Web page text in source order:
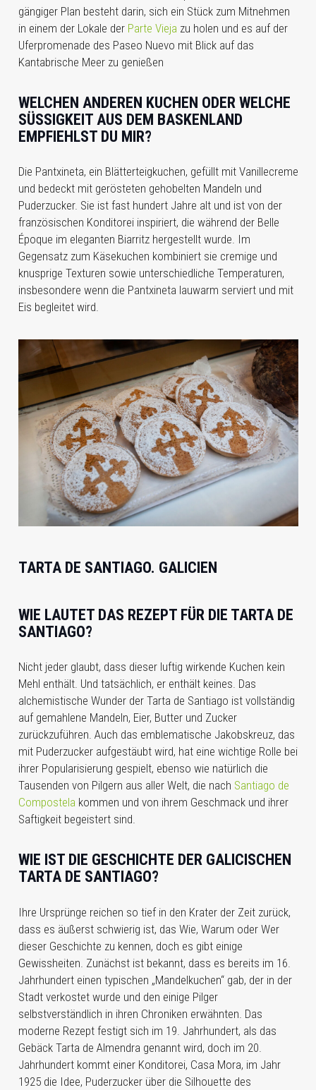
gängiger Plan besteht darin, sich ein Stück zum Mitnehmen
in einem der Lokale der Parte Vieja zu holen und es auf der
Uferpromenade des Paseo Nuevo mit Blick auf das
Kantabrische Meer zu genießen
WELCHEN ANDEREN KUCHEN ODER WELCHE
SÜSSIGKEIT AUS DEM BASKENLAND E
MPFIEHLST DU MIR?
Die Pantxineta, ein Blätterteigkuchen, gefüllt mit Vanillecreme
und bedeckt mit gerösteten gehobelten Mandeln und
Puderzucker. Sie ist fast hundert Jahre alt und ist von der
französischen Konditorei inspiriert, die während der Belle
Époque im eleganten Biarritz hergestellt wurde. Im
Gegensatz zum Käsekuchen kombiniert sie cremige und
knusprige Texturen sowie unterschiedliche Temperaturen,
insbesondere wenn die Pantxineta lauwarm serviert und mit
Eis begleitet wird.
TARTA DE SANTIAGO. GALICIEN
WIE LAUTET DAS REZEPT FÜR DIE TARTA DE
SANTIAGO?
Nicht jeder glaubt, dass dieser luftig wirkende Kuchen kein
Mehl enthält. Und tatsächlich, er enthält keines. Das
alchemistische Wunder der Tarta de Santiago ist vollständig
auf gemahlene Mandeln, Eier, Butter und Zucker
zurückzuführen. Auch das emblematische Jakobskreuz, das
mit Puderzucker aufgestäubt wird, hat eine wichtige Rolle bei
ihrer Popularisierung gespielt, ebenso wie natürlich die
Tausenden von Pilgern aus aller Welt, die nach Santiago de
Compostela kommen und von ihrem Geschmack und ihrer
Saftigkeit begeistert sind.
WIE IST DIE GESCHICHTE DER GALICISCHEN
TARTA DE SANTIAGO?
Ihre Ursprünge reichen so tief in den Krater der Zeit zurück,
dass es äußerst schwierig ist, das Wie, Warum oder Wer
dieser Geschichte zu kennen, doch es gibt einige
Gewissheiten. Zunächst ist bekannt, dass es bereits im 16.
Jahrhundert einen typischen „Mandelkuchen“ gab, der in der
Stadt verkostet wurde und den einige Pilger
selbstverständlich in ihren Chroniken erwähnten. Das
moderne Rezept festigt sich im 19. Jahrhundert, als das
Gebäck Tarta de Almendra genannt wird, doch im 20.
Jahrhundert kommt einer Konditorei, Casa Mora, im Jahr
1925 die Idee, Puderzucker über die Silhouette des